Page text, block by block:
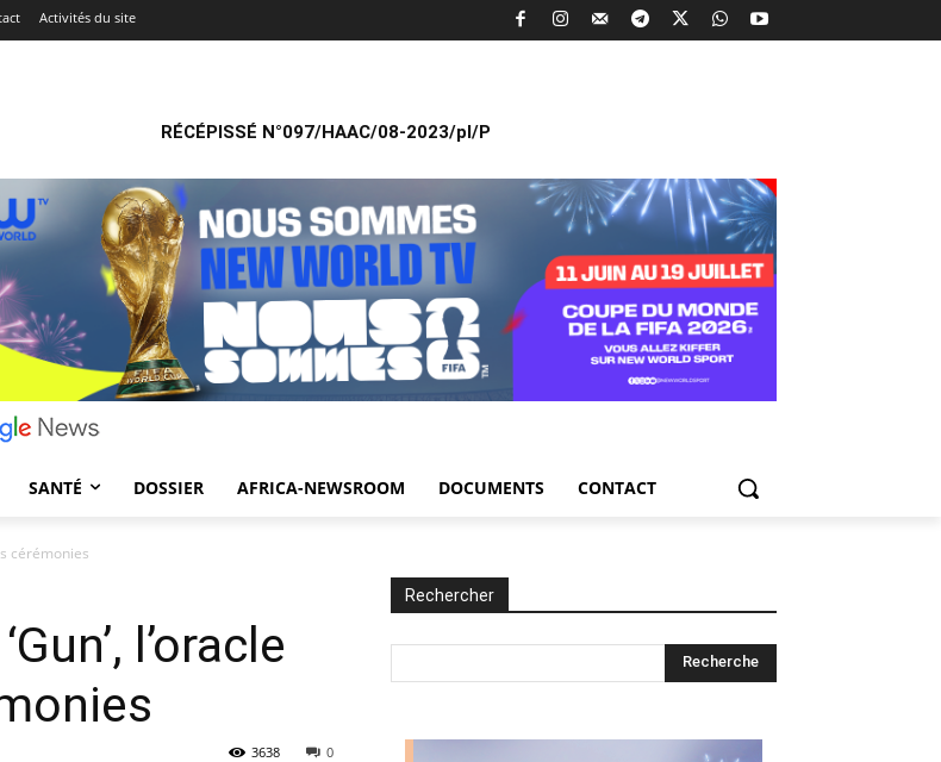
Activités du site
RÉCÉPISSÉ N°097/HAAC/08-2023/pl/P
SANTÉ DOSSIER AFRICA-NEWSROOM DOCUMENTS CONTACT
cérémonies
l’oracle
0
3638
Rechercher